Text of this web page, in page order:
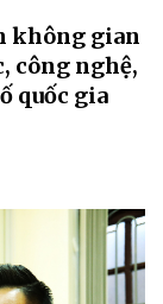
không gian
công nghệ,
quốc gia